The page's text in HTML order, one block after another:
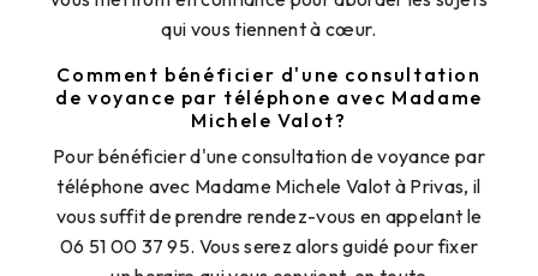
qui vous tiennent à cœur.
Comment bénéficier d'une consultation
de voyance par téléphone avec Madame
Michele Valot?
Pour bénéficier d'une consultation de voyance par
téléphone avec Madame Michele Valot à Privas, il
vous suffit de prendre rendez-vous en appelant le
06 51 00 37 95. Vous serez alors guidé pour fixer